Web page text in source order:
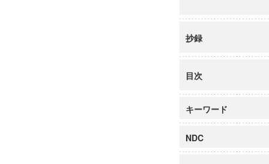
抄録
目次
キーワード
NDC